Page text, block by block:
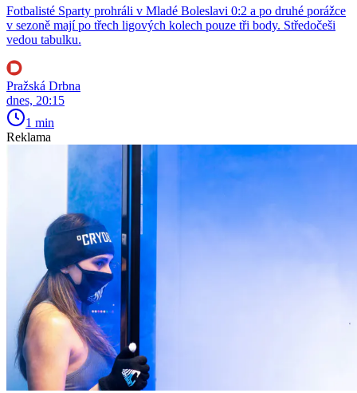
Fotbalisté Sparty prohráli v Mladé Boleslavi 0:2 a po druhé porážce
v sezoně mají po třech ligových kolech pouze tři body. Středočeši
vedou tabulku.
Pražská Drbna
dnes, 20:15
1 min
Reklama